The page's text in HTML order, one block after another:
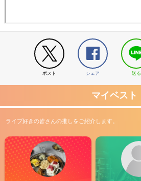
ポスト シェア 送る
マイベスト
ライブ好きの皆さんの推しをご紹介します。